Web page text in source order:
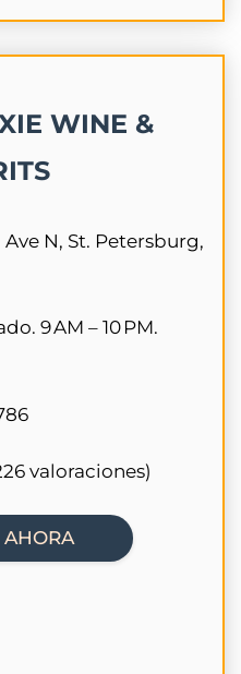
WINE &
Ave N, St. Petersburg,
9 AM – 10 PM.
valoraciones)